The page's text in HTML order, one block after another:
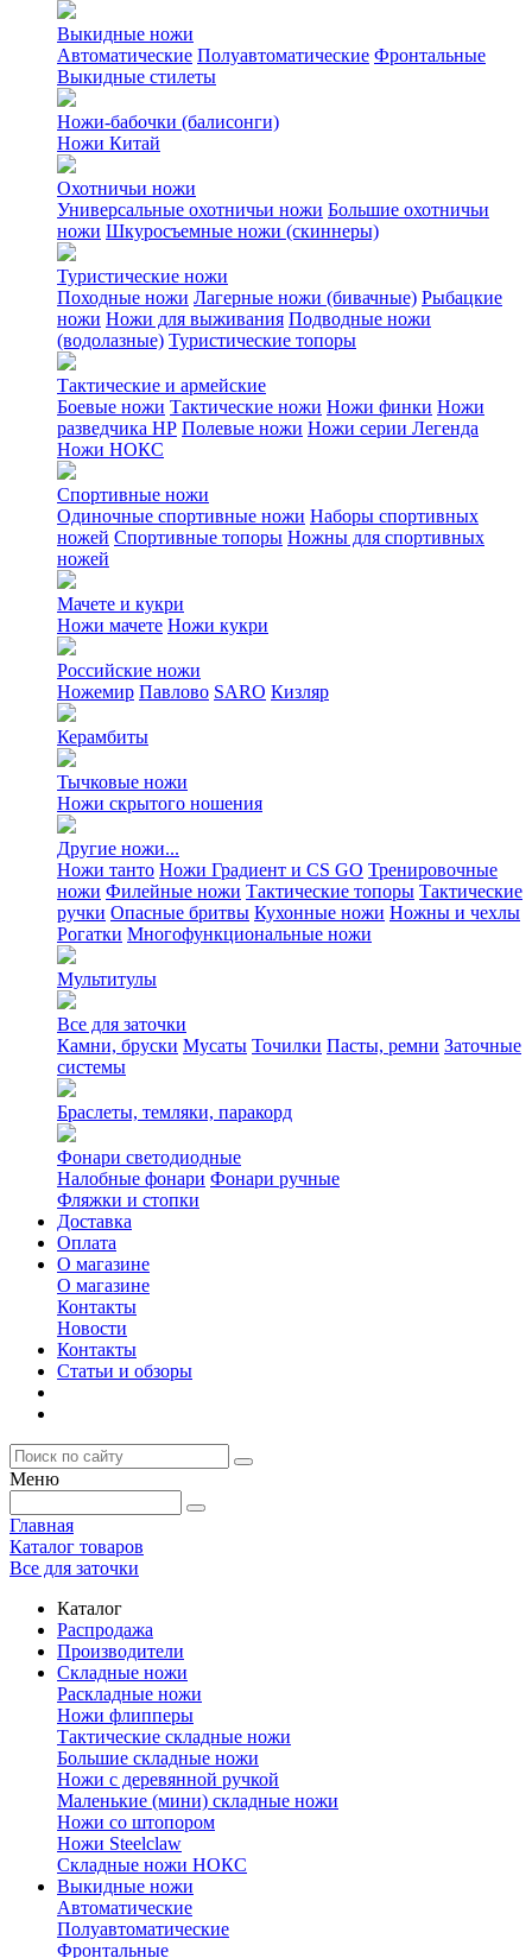
Выкидные ножи
Автоматические Полуавтоматические Фронтальные
Выкидные стилеты
Ножи-бабочки (балисонги)
Ножи Китай
Охотничьи ножи
Универсальные охотничьи ножи Большие охотничьи
ножи Шкуросъемные ножи (скиннеры)
Туристические ножи
Походные ножи Лагерные ножи (бивачные) Рыбацкие
ножи Ножи для выживания Подводные ножи
(водолазные) Туристические топоры
Тактические и армейские
Боевые ножи Тактические ножи Ножи финки Ножи
разведчика НР Полевые ножи Ножи серии Легенда
Ножи НОКС
Спортивные ножи
Одиночные спортивные ножи Наборы спортивных
ножей Спортивные топоры Ножны для спортивных
ножей
Мачете и кукри
Ножи мачете Ножи кукри
Российские ножи
Ножемир Павлово SARO Кизляр
Керамбиты
Тычковые ножи
Ножи скрытого ношения
Другие ножи...
Ножи танто Ножи Градиент и CS GO Тренировочные
ножи Филейные ножи Тактические топоры Тактические
ручки Опасные бритвы Кухонные ножи Ножны и чехлы
Рогатки Многофункциональные ножи
Мультитулы
Все для заточки
Камни, бруски Мусаты Точилки Пасты, ремни Заточные
системы
Браслеты, темляки, паракорд
Фонари светодиодные
Налобные фонари Фонари ручные
Фляжки и стопки
Доставка
Оплата
О магазине
О магазине
Контакты
Новости
Контакты
Статьи и обзоры
Меню
Главная
Каталог товаров
Все для заточки
Каталог
Распродажа
Производители
Складные ножи
Раскладные ножи
Ножи флипперы
Тактические складные ножи
Большие складные ножи
Ножи с деревянной ручкой
Маленькие (мини) складные ножи
Ножи со штопором
Ножи Steelclaw
Складные ножи НОКС
Выкидные ножи
Автоматические
Полуавтоматические
Фронтальные